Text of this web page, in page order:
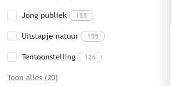
Jong publiek 155
Uitstapje natuur 155
Tentoonstelling 126
Toon alles (20)